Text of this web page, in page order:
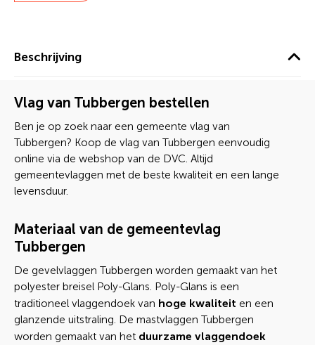
Beschrijving
Vlag van Tubbergen bestellen
Ben je op zoek naar een gemeente vlag van
Tubbergen? Koop de vlag van Tubbergen eenvoudig
online via de webshop van de DVC. Altijd
gemeentevlaggen met de beste kwaliteit en een lange
levensduur.
Materiaal van de gemeentevlag
Tubbergen
De gevelvlaggen Tubbergen worden gemaakt van het
polyester breisel Poly-Glans. Poly-Glans is een
traditioneel vlaggendoek van hoge kwaliteit en een
glanzende uitstraling. De mastvlaggen Tubbergen
worden gemaakt van het duurzame vlaggendoek